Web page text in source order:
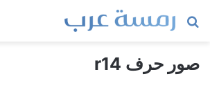
بحث
صور حرف r14